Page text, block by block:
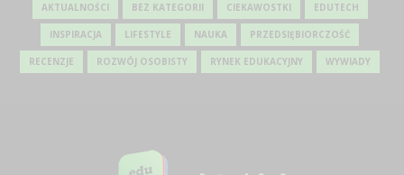
AKTUALNOŚCI BEZ KATEGORII CIEKAWOSTKI EDUTECH
INSPIRACJA LIFESTYLE NAUKA PRZEDSIĘBIORCZOŚĆ
RECENZJE ROZWÓJ OSOBISTY RYNEK EDUKACYJNY WYWIADY